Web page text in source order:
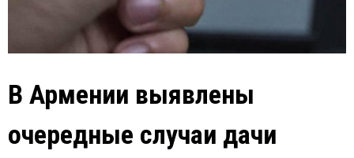
В Армении выявлены
очередные случаи дачи